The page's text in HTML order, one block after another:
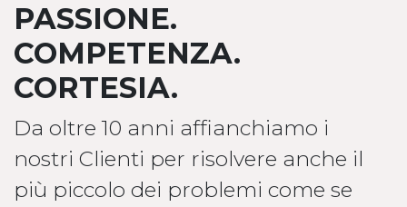
PASSIONE.
COMPETENZA.
CORTESIA.
Da oltre 10 anni affianchiamo i
nostri Clienti per risolvere anche il
più piccolo dei problemi come se